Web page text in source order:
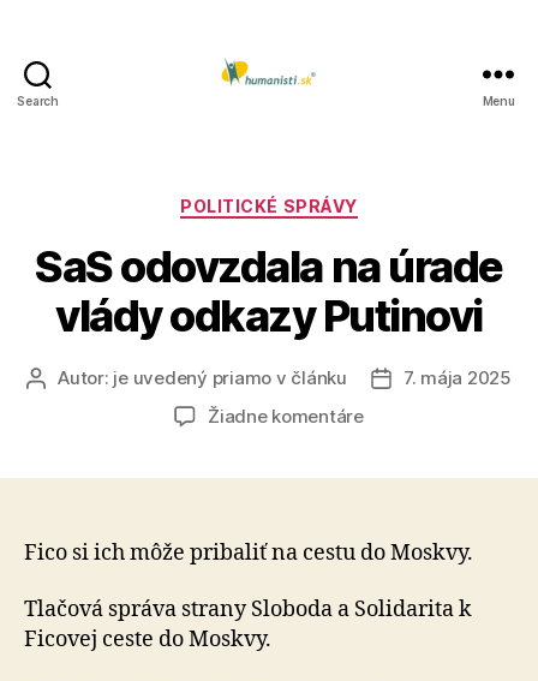
Search Menu
Kategórie
POLITICKÉ SPRÁVY
SaS odovzdala na úrade
vlády odkazy Putinovi
AutorAutor: je uvedený priamo v článku
Dátum
7. mája 2025
Žiadne komentárena
vlády
Putinovi
Fico si ich môže pribaliť na cestu do Moskvy.
Tlačová správa strany Sloboda a Solidarita k
Ficovej ceste do Moskvy.